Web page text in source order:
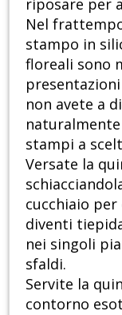
riposare per
Nel
stampo in
floreali sono
non avete a
stampi a
Versate la
cucchiaio
diventi
nei singoli
sfaldi.
Servite la
contorno